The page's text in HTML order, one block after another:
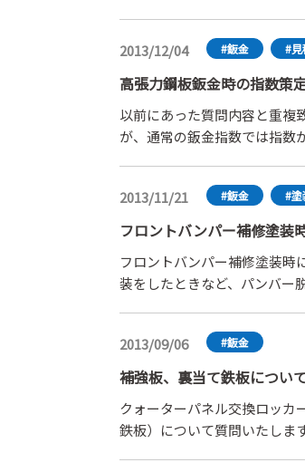
2013/12/04 #鈑金 #見
高張力鋼板鈑金時の指数策
以前にあった質問内容と重複
が、通常の鈑金指数では指数
2013/11/21 #鈑金 #塗
フロントバンパー補修塗装
フロントバンパー補修塗装
装をしたときなど、パンバー
2013/09/06 #鈑金
補強板、裏当て鉄板につい
クォーターパネル交換ロッカ
鉄板）について質問いたしま